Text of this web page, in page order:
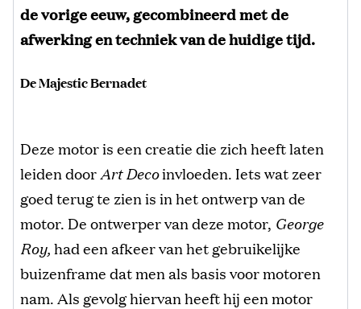
de vorige eeuw, gecombineerd met de
afwerking en techniek van de huidige tijd.
De Majestic Bernadet
Deze motor is een creatie die zich heeft laten
leiden doorArt Decoinvloeden. Iets wat zeer
goed terug te zien is in het ontwerp van de
motor. De ontwerper van deze motor, George
Roy,had een afkeer van het gebruikelijke
buizenframe dat men als basis voor motoren
nam. Als gevolg hiervan heeft hij een motor